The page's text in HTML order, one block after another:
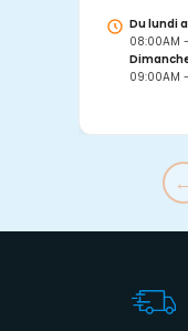
Du lundi
08:00AM
09:00AM